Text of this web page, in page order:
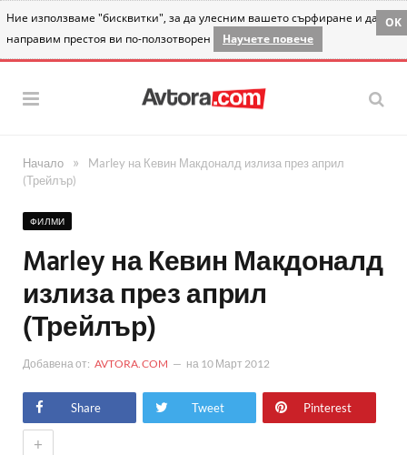
Ние използваме "бисквитки", за да улесним вашето сърфиране и да
направим престоя ви по-ползотворен
Научете повече
OK
Начало »
Marley на Кевин Макдоналд излиза през април
(Трейлър)
ФИЛМИ
Marley на Кевин Макдоналд
излиза през април
(Трейлър)
Добавена от: AVTORA.COM на 10 Март 2012
Share Tweet Pinterest
+